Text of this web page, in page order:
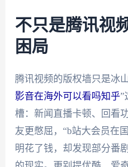
不只是腾讯视
困局
腾讯视频的版权墙只是冰
影音在海外可以看吗知乎”
槽：新闻直播卡顿、回看
友更憋屈，“b站大会员在
明花了钱，却发现部分番